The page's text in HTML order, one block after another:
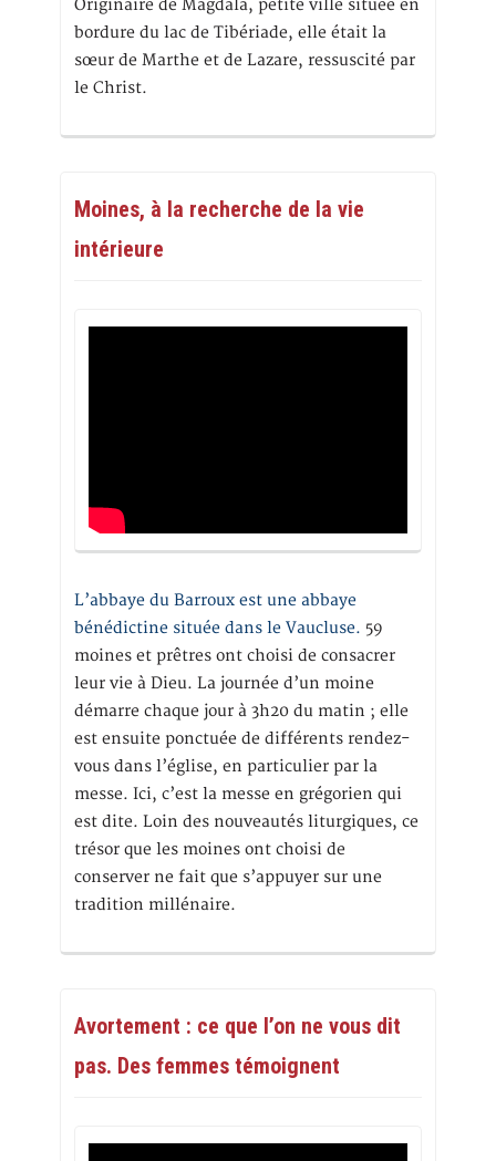
Originaire de Magdala, petite ville située en
bordure du lac de Tibériade, elle était la
sœur de Marthe et de Lazare, ressuscité par
le Christ.
Moines, à la recherche de la vie
intérieure
L’abbaye du Barroux est une abbaye
bénédictine située dans le Vaucluse. 59
moines et prêtres ont choisi de consacrer
leur vie à Dieu. La journée d’un moine
démarre chaque jour à 3h20 du matin ; elle
est ensuite ponctuée de différents rendez-
vous dans l’église, en particulier par la
messe. Ici, c’est la messe en grégorien qui
est dite. Loin des nouveautés liturgiques, ce
trésor que les moines ont choisi de
conserver ne fait que s’appuyer sur une
tradition millénaire.
Avortement : ce que l’on ne vous dit
pas. Des femmes témoignent